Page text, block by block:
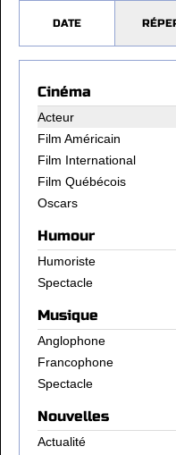
DATE
Cinéma
Acteur
Film Américain
Film International
Film Québécois
Oscars
Humour
Humoriste
Spectacle
Musique
Anglophone
Francophone
Spectacle
Nouvelles
Actualité